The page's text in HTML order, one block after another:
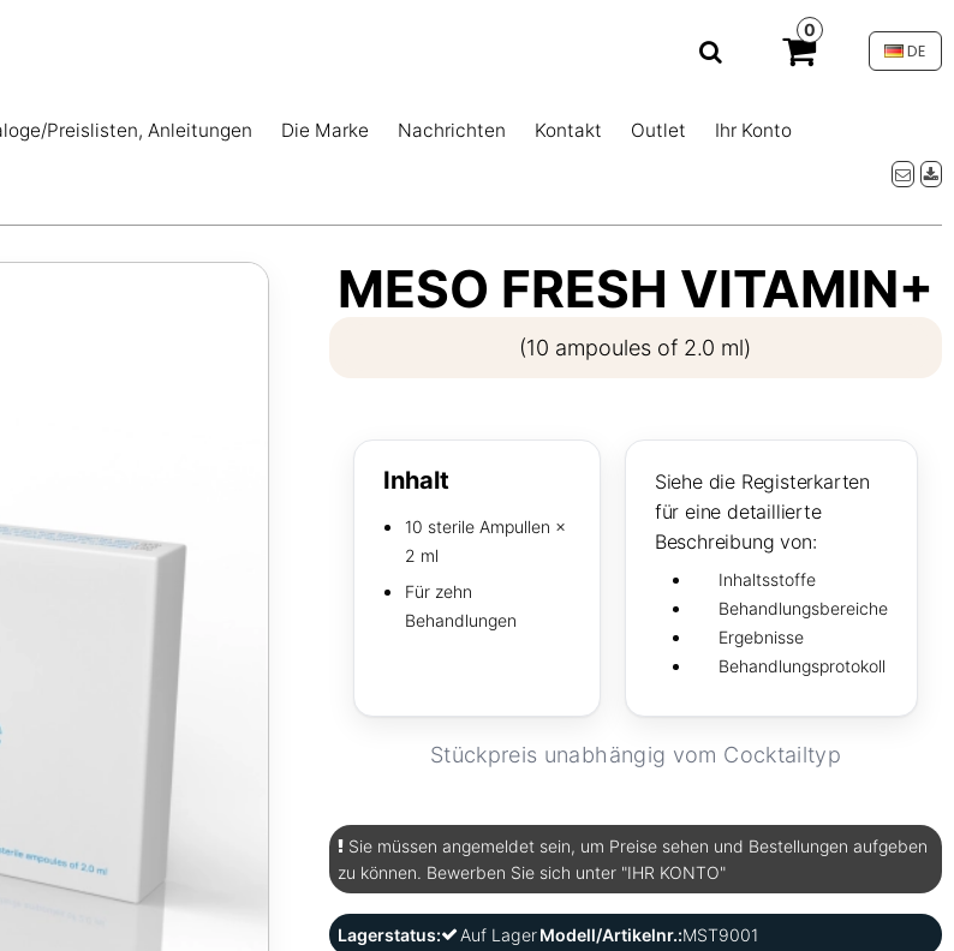
0
DE
Preislisten, Anleitungen Die Marke Nachrichten Kontakt Outlet Ihr Konto
MESO FRESH VITAMIN+
(10 ampoules of 2.0 ml)
Inhalt
10 sterile Ampullen ×
2 ml
Für zehn
Behandlungen
Siehe die Registerkarten
für eine detaillierte
Beschreibung von:
Inhaltsstoffe
Behandlungsbereiche
Ergebnisse
Behandlungsprotokoll
Stückpreis unabhängig vom Cocktailtyp
Sie müssen angemeldet sein, um Preise sehen und Bestellungen aufgeben
zu können. Bewerben Sie sich unter "IHR KONTO"
Lagerstatus: Auf LagerModell/Artikelnr.:MST9001